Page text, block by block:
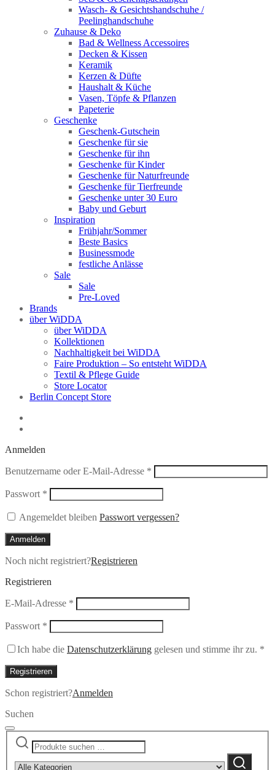
Wasch‑ & Gesichtshandschuhe /
Peelinghandschuhe
Zuhause & Deko
Bad & Wellness Accessoires
Decken & Kissen
Keramik
Kerzen & Düfte
Haushalt & Küche
Vasen, Töpfe & Pflanzen
Papeterie
Geschenke
Geschenk-Gutschein
Geschenke für sie
Geschenke für ihn
Geschenke für Kinder
Geschenke für Naturfreunde
Geschenke für Tierfreunde
Geschenke unter 30 Euro
Baby und Geburt
Inspiration
Frühjahr/Sommer
Beste Basics
Businessmode
festliche Anlässe
Sale
Sale
Pre-Loved
Brands
über WiDDA
über WiDDA
Kollektionen
Nachhaltigkeit bei WiDDA
Faire Produktion – So entsteht WiDDA
Textil & Pflege Guide
Store Locator
Berlin Concept Store
Anmelden
Benutzername oder E-Mail-Adresse * Erforderlich
Passwort * Erforderlich
Angemeldet bleiben Passwort vergessen?
Anmelden
Noch nicht registriert?Registrieren
Registrieren
E-Mail-Adresse * Erforderlich
Passwort * Erforderlich
Ich habe die Datenschutzerklärung gelesen und stimme ihr zu. *
Registrieren
Schon registriert?Anmelden
Suchen
Suchen
nach:
category:
Suchen